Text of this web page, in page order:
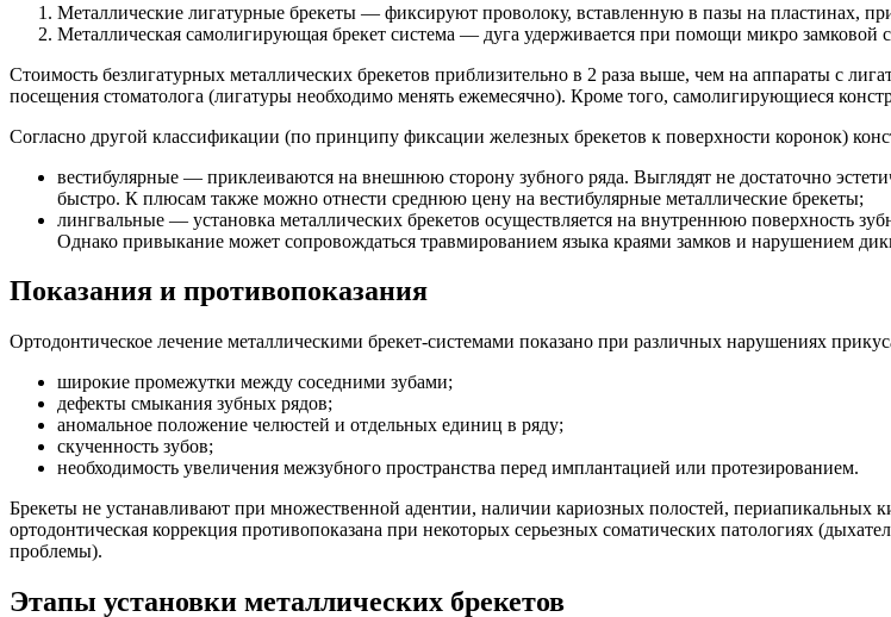
Металлические лигатурные брекеты — фиксируют проволоку, вставленную в пазы на пластинах,
Металлическая самолигирующая брекет система — дуга удерживается при помощи микро замковой
Стоимость безлигатурных металлических брекетов приблизительно в 2 раза выше, чем на аппараты с
посещения стоматолога (лигатуры необходимо менять ежемесячно). Кроме того, самолигирующиеся
Согласно другой классификации (по принципу фиксации железных брекетов к поверхности коронок)
вестибулярные — приклеиваются на внешнюю сторону зубного ряда. Выглядят не достаточно
быстро. К плюсам также можно отнести среднюю цену на вестибулярные металлические брекеты;
лингвальные — установка металлических брекетов осуществляется на внутреннюю поверхность
Однако привыкание может сопровождаться травмированием языка краями замков и нарушением
Показания и противопоказания
Ортодонтическое лечение металлическими брекет-системами показано при различных нарушениях
широкие промежутки между соседними зубами;
дефекты смыкания зубных рядов;
аномальное положение челюстей и отдельных единиц в ряду;
скученность зубов;
необходимость увеличения межзубного пространства перед имплантацией или протезированием.
Брекеты не устанавливают при множественной адентии, наличии кариозных полостей, периапикальных
ортодонтическая коррекция противопоказана при некоторых серьезных соматических патологиях
проблемы).
Этапы установки металлических брекетов